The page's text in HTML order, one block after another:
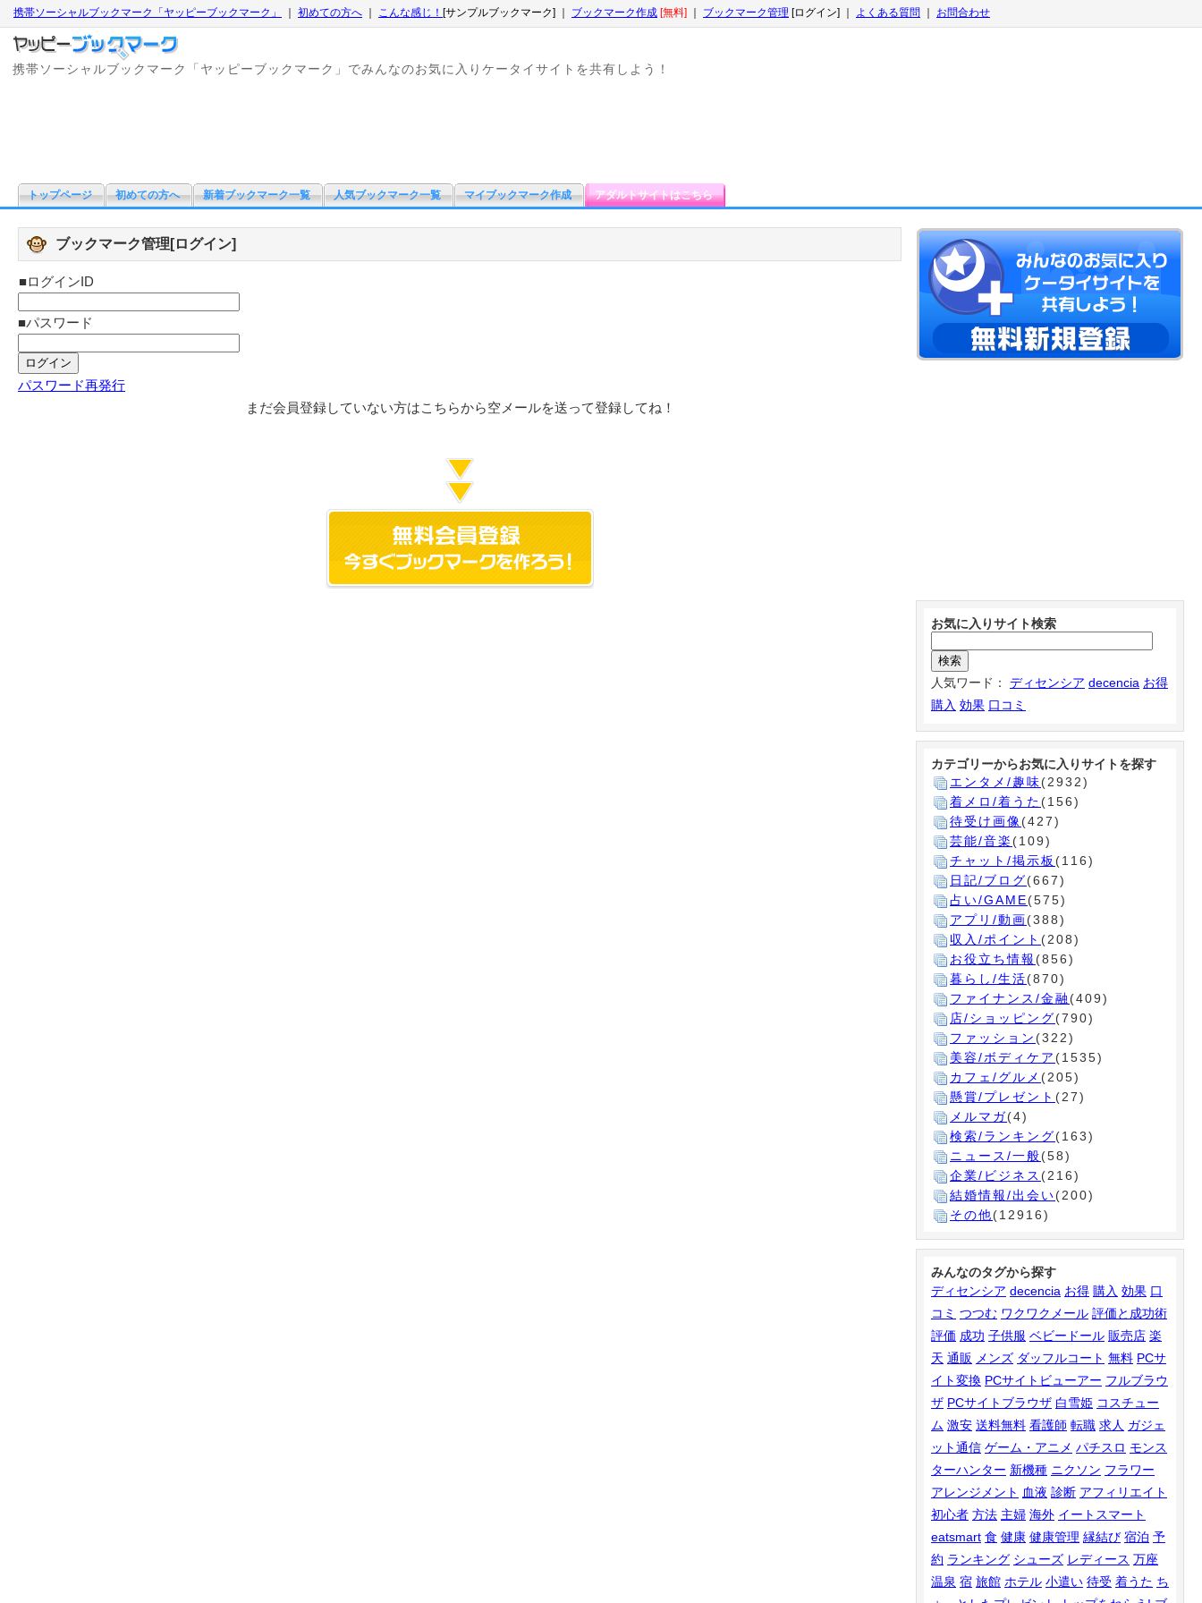
携帯ソーシャルブックマーク「ヤッピーブックマーク」 初めての方へ こんな感じ！ [サンプルブックマーク] ｜ ブックマーク作成 [無料] ブックマーク管理 [ログイン] ｜ よくある質問 お問合わせ
携帯ソーシャルブックマーク「ヤッピーブックマーク」でみんなのお気に入りケータイサイトを共有しよう！
トップページ 初めての方へ 新着ブックマーク一覧 人気ブックマーク一覧 マイブックマーク作成 アダルトサイトはこちら
ブックマーク管理[ログイン]
■ログインID
■パスワード
パスワード再発行
まだ会員登録していない方はこちらから空メールを送って登録してね！
お気に入りサイト検索
人気ワード： ディセンシア decencia お得
購入 効果 口コミ
カテゴリーからお気に入りサイトを探す
エンタメ/趣味(2932)
着メロ/着うた (156)
待受け画像(427)
芸能/音楽 (109)
チャット/掲示板 (116)
日記/ブログ(667)
占い/GAME(575)
アプリ/動画(388)
収入/ポイント (208)
お役立ち情報 (856)
暮らし/生活(870)
ファイナンス/金融 (409)
店/ショッピング(790)
ファッション (322)
美容/ボディケア (1535)
カフェ/グルメ (205)
懸賞/プレゼント (27)
メルマガ(4)
検索/ランキング(163)
ニュース/一般(58)
企業/ビジネス (216)
結婚情報/出会い(200)
その他(12916)
みんなのタグから探す
ディセンシア decencia お得 購入 効果 口
コミ つつむ ワクワクメール 評価と成功術
評価 成功 子供服 ベビードール 販売店 楽
天 通販 メンズ ダッフルコート 無料 PCサ
イト変換 PCサイトビューアー フルブラウ
ザ PCサイトブラウザ 白雪姫 コスチュー
ム 激安 送料無料 看護師 転職 求人 ガジェ
ット通信 ゲーム・アニメ パチスロ モンス
ターハンター 新機種 ニクソン フラワー
アレンジメント 血液 診断 アフィリエイト
初心者 方法 主婦 海外 イートスマート
eatsmart 食 健康 健康管理 縁結び 宿泊 予
約 ランキング シューズ レディース 万座
温泉 宿 旅館 ホテル 小遣い 待受 着うた ち